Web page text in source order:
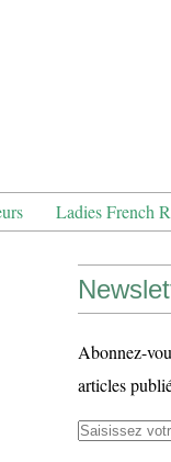
Ladies French
Abonnez-
articles